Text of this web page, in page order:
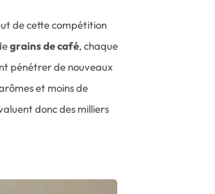
de cette compétition
grains de café, chaque
pénétrer de nouveaux
et moins de
donc des milliers